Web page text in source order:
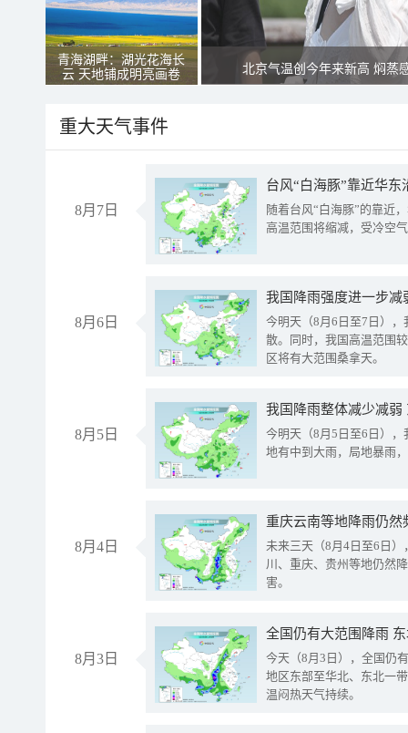
青海湖畔：湖光花海长
云 天地铺成明亮画卷
北京气温创今年来新高 焖蒸
重大天气事件
8月7日
台风“白海豚”靠近华
随着台风“白海豚”的靠近
高温范围将缩减，受冷空
8月6日
今明天（8月6日至7日）
散。同时，我国高温范围
区将有大范围桑拿天。
8月5日
我国降雨整体减少减弱
今明天（8月5日至6日）
地有中到大雨，局地暴雨
8月4日
重庆云南等地降雨仍然
未来三天（8月4日至6日
川、重庆、贵州等地仍然
害。
8月3日
全国仍有大范围降雨
今天（8月3日），全国仍
地区东部至华北、东北一
温闷热天气持续。